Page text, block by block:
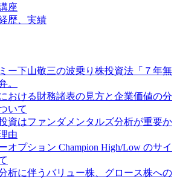
座
歴、実績
ー下山敬三の波乗り株投資法「７年無
。
おける財務諸表の見方と企業価値の分
いて
資はファンダメンタルズ分析が重要か
由
オプション Champion High/Low のサイ
析に伴うバリュー株、グロース株への